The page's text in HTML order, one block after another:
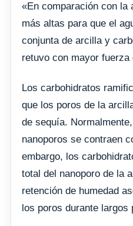
«En comparación con la
más altas para que el
conjunta de arcilla y
retuvo con mayor
Los carbohidratos
que los poros de la
de sequía.
nanoporos se contraen
embargo, los
total del nanoporo de la
retención de humedad
los poros durante